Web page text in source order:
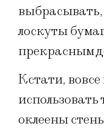
лоскуты
прекрасным
Кстати, вовсе
оклеены